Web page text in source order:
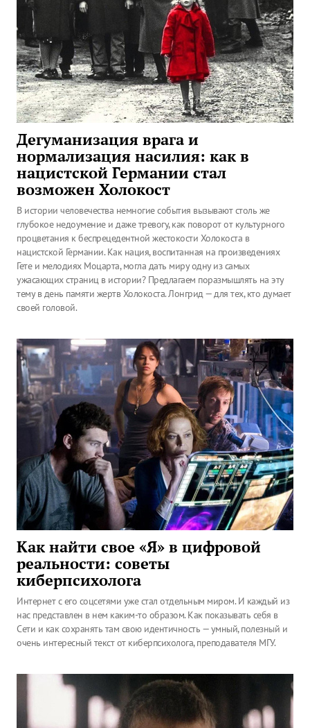
Дегуманизация врага и
нормализация насилия: как в
нацистской Германии стал
возможен Холокост
В истории человечества немногие события вызывают столь же
глубокое недоумение и даже тревогу, как поворот от культурного
процветания к беспрецедентной жестокости Холокоста в
нацистской Германии. Как нация, воспитанная на произведениях
Гете и мелодиях Моцарта, могла дать миру одну из самых
ужасающих страниц в истории? Предлагаем поразмышлять на эту
тему в день памяти жертв Холокоста. Лонгрид — для тех, кто думает
своей головой.
Как найти свое «Я» в цифровой
реальности: советы
киберпсихолога
Интернет с его соцсетями уже стал отдельным миром. И каждый из
нас представлен в нем каким-то образом. Как показывать себя в
Сети и как сохранять там свою идентичность — умный, полезный и
очень интересный текст от киберпсихолога, преподавателя МГУ.